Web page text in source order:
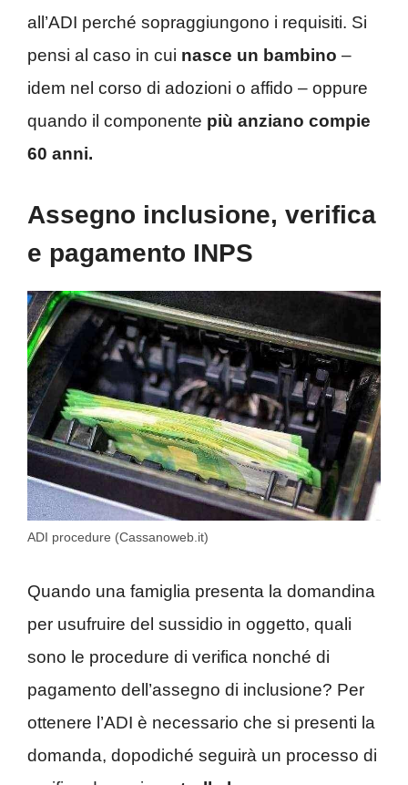
all’ADI perché sopraggiungono i requisiti. Si
pensi al caso in cui nasce un bambino –
idem nel corso di adozioni o affido – oppure
quando il componente più anziano compie
60 anni.
Assegno inclusione, verifica
e pagamento INPS
ADI procedure (Cassanoweb.it)
Quando una famiglia presenta la domandina
per usufruire del sussidio in oggetto, quali
sono le procedure di verifica nonché di
pagamento dell’assegno di inclusione? Per
ottenere l’ADI è necessario che si presenti la
domanda, dopodiché seguirà un processo di